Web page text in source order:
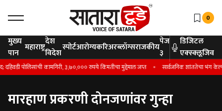
0
मुख्य
पान महाराष्ट्रदेश
विदेशस्पोर्टआरोग्यकरिअरब्लॉग्सराजकीयपेज
३
डिजिटल
एक्स्क्लूजिव
पोलिसांची कामगिरी, ३,७०,००० रुपये किंमतीचा मुद्देमाल जप्त सार्वजनिक शांततेचा भंग
मारहाण प्रकरणी दोनजणांवर गुन्हा